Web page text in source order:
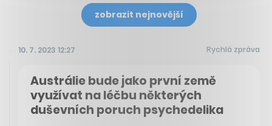
zobrazit nejnovější
10. 7. 2023 12:27 Rychlá zpráva
Austrálie bude jako první země
využívat na léčbu některých
duševních poruch psychedelika